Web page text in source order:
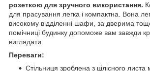
розеткою для зручного використання.
для прасування легка і компактна. Вона
високому відділенні шафи, за дверима
помічниці будинку допоможе вам завжди
виглядати.
Переваги:
Стільниця зроблена з цілісного листа